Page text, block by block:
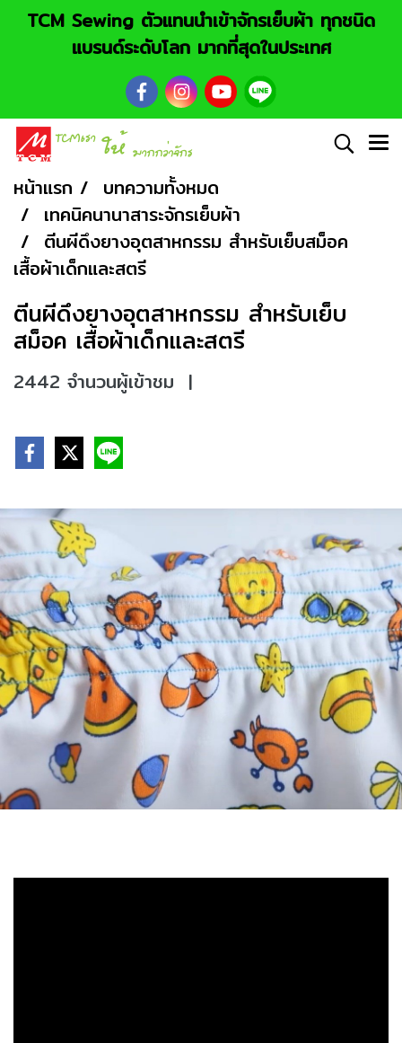
TCM Sewing ตัวแทนนำเข้าจักรเย็บผ้า ทุกชนิด
แบรนด์ระดับโลก มากที่สุดในประเทศ
หน้าแรก
บทความทั้งหมด
เทคนิคนานาสาระจักรเย็บผ้า
ตีนผีดึงยางอุตสาหกรรม สำหรับเย็บสม็อค
เสื้อผ้าเด็กและสตรี
ตีนผีดึงยางอุตสาหกรรม สำหรับเย็บ
สม็อค เสื้อผ้าเด็กและสตรี
2442 จำนวนผู้เข้าชม |